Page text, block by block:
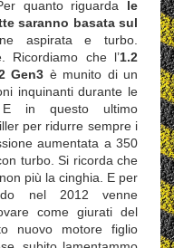
quanto riguarda le
saranno basata sul
aspirata e turbo.
Ricordiamo che l’1.2
Gen3 è munito di un
inquinanti durante le
in questo ultimo
per ridurre sempre i
aumentata a 350
turbo. Si ricorda che
più la cinghia. E per
nel 2012 venne
come giurati del
nuovo motore figlio